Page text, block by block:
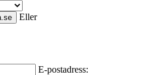
Eller
E-postadress: